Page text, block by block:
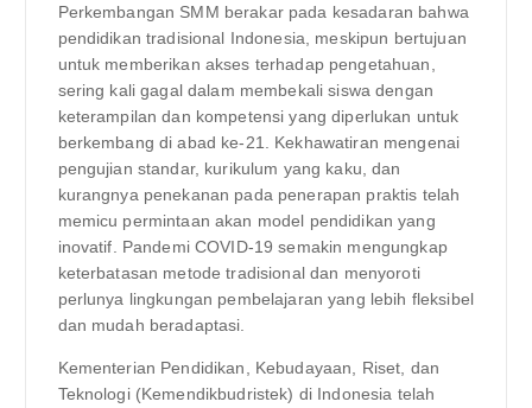
Perkembangan SMM berakar pada kesadaran bahwa
pendidikan tradisional Indonesia, meskipun bertujuan
untuk memberikan akses terhadap pengetahuan,
sering kali gagal dalam membekali siswa dengan
keterampilan dan kompetensi yang diperlukan untuk
berkembang di abad ke-21. Kekhawatiran mengenai
pengujian standar, kurikulum yang kaku, dan
kurangnya penekanan pada penerapan praktis telah
memicu permintaan akan model pendidikan yang
inovatif. Pandemi COVID-19 semakin mengungkap
keterbatasan metode tradisional dan menyoroti
perlunya lingkungan pembelajaran yang lebih fleksibel
dan mudah beradaptasi.
Kementerian Pendidikan, Kebudayaan, Riset, dan
Teknologi (Kemendikbudristek) di Indonesia telah